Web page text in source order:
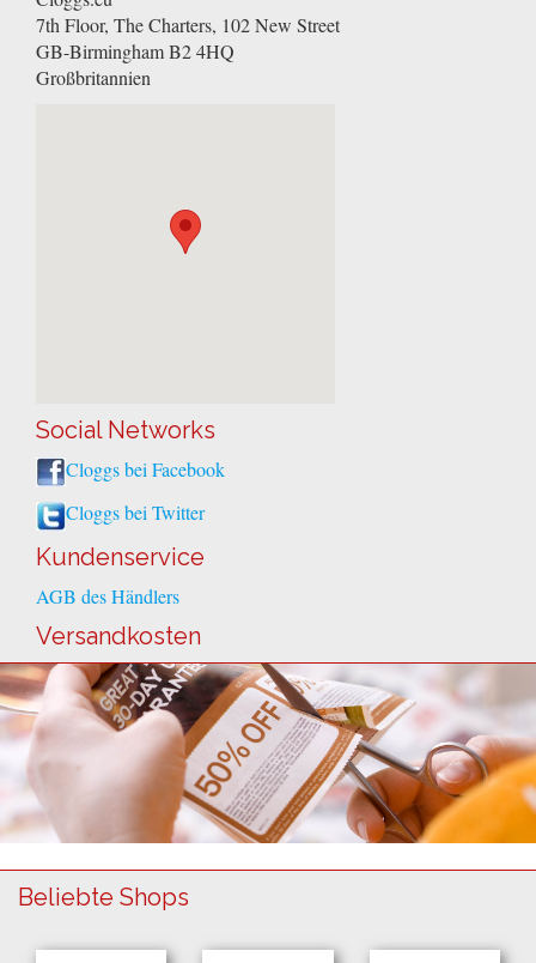
7th Floor, The Charters, 102 New Street
GB-BirminghamB2 4HQ
Großbritannien
Social Networks
Cloggs bei Facebook
Cloggs bei Twitter
Kundenservice
AGB des Händlers
Versandkosten
Beliebte Shops